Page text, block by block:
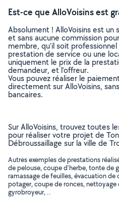
Est-ce que AlloVoisins est
Absolument ! AlloVoisins est
et sans aucune commission
membre, qu’il soit
prestation de service ou une
uniquement le prix de la
demandeur, et l’offreur.
Vous pouvez réaliser le
directement sur AlloVoisins,
bancaires.
Sur AlloVoisins, trouvez toutes
pour réaliser votre projet de
Débroussaillage sur la ville de
Autres exemples de prestations
de pelouse, coupe d'herbe, tonte de
ramassage de feuilles, évacuation
potager, coupe de ronces, nettoyage
gyrobroyeur, ..